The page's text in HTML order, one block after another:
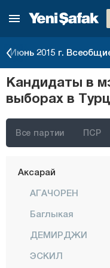
Июнь 2015 г.
Кандидаты в
выборах в
Все партии ПСР
Стамбул
Адана
Адыяман
Агры
Аксарай
АГАЧОРЕН
Баглыкая
ДЕМИРДЖИ
ЭСКИЛ